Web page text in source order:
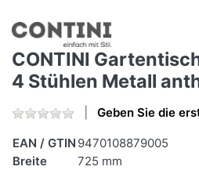
CONTINI
4 Stühlen Metall
Geben Sie die
EAN / GTIN 9470108879005
Breite
725 mm